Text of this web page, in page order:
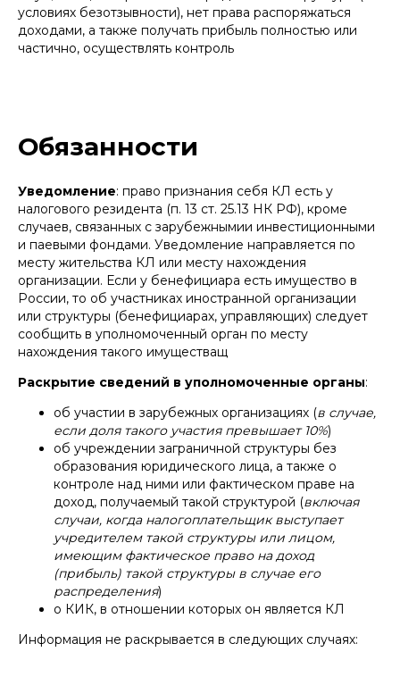
условиях безотзывности), нет права распоряжаться
доходами, а также получать прибыль полностью или
частично, осуществлять контроль
Обязанности
Уведомление: право признания себя КЛ есть у
налогового резидента (п. 13 ст. 25.13 НК РФ), кроме
случаев, связанных с зарубежнымии инвестиционными
и паевыми фондами. Уведомление направляется по
месту жительства КЛ или месту нахождения
организации. Если у бенефициара есть имущество в
России, то об участниках иностранной организации
или структуры (бенефициарах, управляющих) следует
сообщить в уполномоченный орган по месту
нахождения такого имуществащ
Раскрытие сведений в уполномоченные органы:
об участии в зарубежных организациях (в случае,
если доля такого участия превышает 10%)
об учреждении заграничной структуры без
образования юридического лица, а также о
контроле над ними или фактическом праве на
доход, получаемый такой структурой (включая
случаи, когда налогоплательщик выступает
учредителем такой структуры или лицом,
имеющим фактическое право на доход
(прибыль) такой структуры в случае его
распределения)
о КИК, в отношении которых он является КЛ
Информация не раскрывается в следующих случаях: